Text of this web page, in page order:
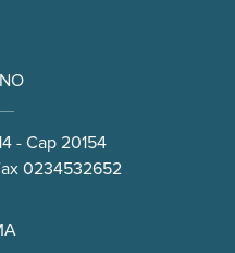
- Cap 20154
0234532652